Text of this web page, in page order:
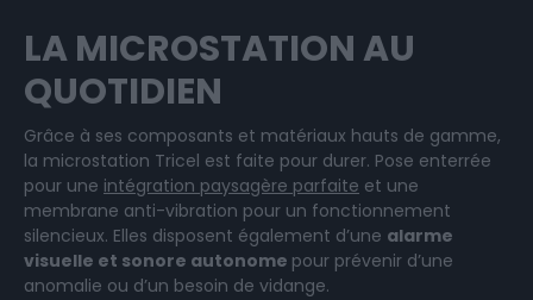
LA MICROSTATION AU
QUOTIDIEN
Grâce à ses composants et matériaux hauts de gamme,
la microstation Tricel est faite pour durer. Pose enterrée
pour une intégration paysagère parfaite et une
membrane anti-vibration pour un fonctionnement
silencieux. Elles disposent également d’une alarme
visuelle et sonore autonome pour prévenir d’une
anomalie ou d’un besoin de vidange.